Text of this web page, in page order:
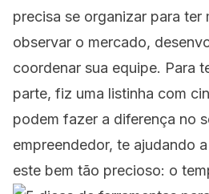
precisa se organizar para ter
observar o mercado,
coordenar sua equipe. Para
parte, fiz uma listinha com
podem fazer a diferença no
empreendedor, te ajudando
este bem tão precioso: o